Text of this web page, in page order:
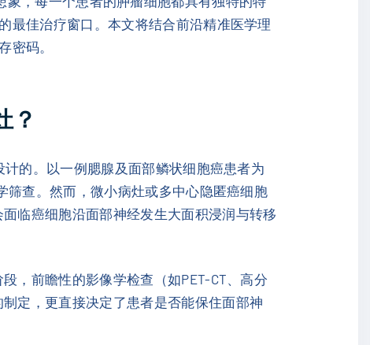
最佳治疗窗口。本文将结合前沿精准医学理
密码。
？
的。以一例腮腺及面部鳞状细胞癌患者为
筛查。然而，微小病灶或多中心隐匿癌细胞
临癌细胞沿面部神经发生大面积浸润与转移
，前瞻性的影像学检查（如PET-CT、高分
定，更直接决定了患者是否能保住面部神